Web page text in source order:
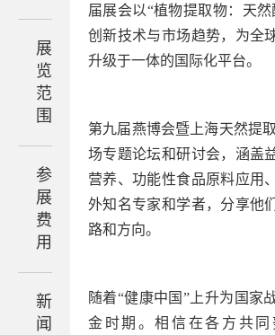
展
览
范
围
参
展
费
用
新
闻
届展会以“植物提取物：天
创新技术与市场趋势，为全
升级于一体的国际化平台。
第九届燕博会暨上海天然提
场专题论坛和研讨会，涵盖
营养、功能性食品原料应用
外知名专家和学者，分享他
路和方向。
随着“健康中国”上升为国家
金时期。相信在各方共